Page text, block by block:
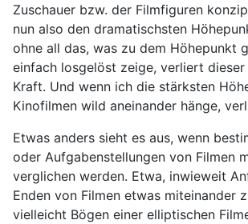
Zuschauer bzw. der Filmfiguren
nun also den dramatischsten
ohne all das, was zu dem Höhepunkt
einfach losgelöst zeige, verliert dieser
Kraft. Und wenn ich die stärksten
Kinofilmen wild aneinander hänge,
Etwas anders sieht es aus, wenn
oder Aufgabenstellungen von Filmen
verglichen werden. Etwa, inwieweit
Enden von Filmen etwas miteinander
vielleicht Bögen einer elliptischen